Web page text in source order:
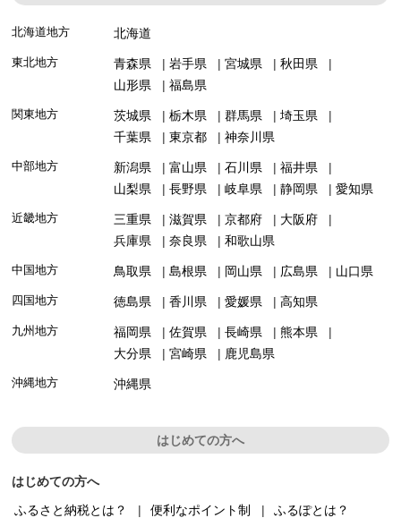
北海道地方 北海道
東北地方 青森県 岩手県 宮城県
秋田県
山形県
福島県
関東地方 茨城県 栃木県 群馬県
埼玉県
千葉県
東京都 神奈川県
中部地方 新潟県 富山県 石川県
福井県
山梨県
長野県 岐阜県 静岡県 愛知県
近畿地方 三重県 滋賀県 京都府
大阪府
兵庫県
奈良県 和歌山県
中国地方 鳥取県 島根県 岡山県 広島県 山口県
四国地方 徳島県 香川県 愛媛県 高知県
九州地方 福岡県 佐賀県 長崎県
熊本県
大分県
宮崎県 鹿児島県
沖縄地方 沖縄県
はじめての方へ
はじめての方へ
ふるさと納税とは？
便利なポイント制 ふるぽとは？